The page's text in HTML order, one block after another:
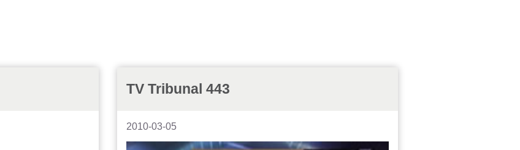
TV Tribunal 443
2010-03-05